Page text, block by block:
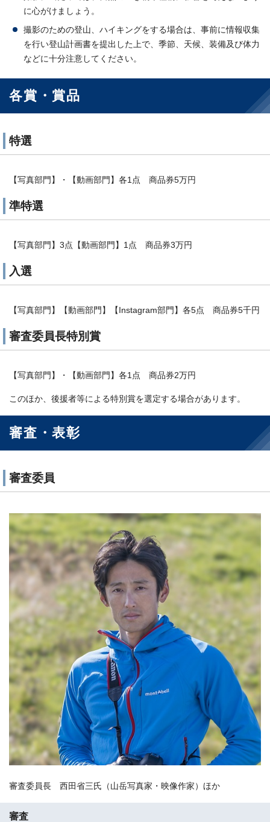
に心がけましょう。
撮影のための登山、ハイキングをする場合は、事前に情報収集
を行い登山計画書を提出した上で、季節、天候、装備及び体力
などに十分注意してください。
各賞・賞品
特選
【写真部門】・【動画部門】各1点 商品券5万円
準特選
【写真部門】3点【動画部門】1点 商品券3万円
入選
【写真部門】【動画部門】【Instagram部門】各5点 商品券5千円
審査委員長特別賞
【写真部門】・【動画部門】各1点 商品券2万円
このほか、後援者等による特別賞を選定する場合があります。
審査・表彰
審査委員
審査委員長 西田省三氏（山岳写真家・映像作家）ほか
審査